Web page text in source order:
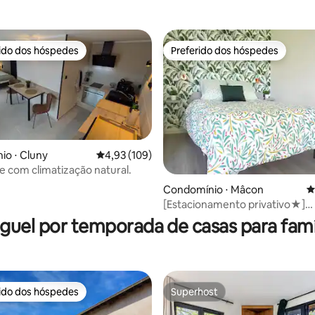
de 5, 138 avaliações
preferidos dos hóspedes
dos hóspedes
⋅ Cluny 4,93 de uma avaliação média de 5, 109
4,93 (109)
com climatização natural.
Preferido dos hóspedes
Preferido dos hóspedes
Condomínio ⋅ Mâcon
[Estacionamento privativo★]
Apartamento Le Classik'
por temporada de casas para
preferidos dos hóspedes
dos hóspedes Superhost
Superhost